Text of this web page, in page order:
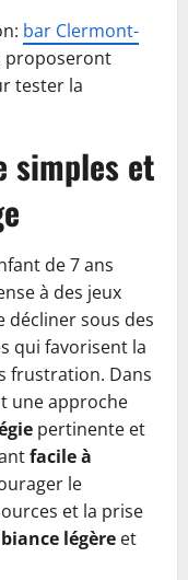
bar Clermont-
proposeront
tester la
simples et
de 7 ans
à des jeux
décliner sous des
qui favorisent la
frustration. Dans
une approche
pertinente et
facile à
le
et la prise
légère et